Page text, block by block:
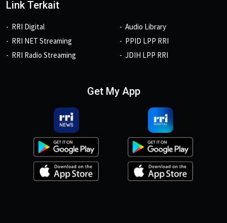
Link Terkait
RRI Digital
RRI NET Streaming
RRI Radio Streaming
Audio Library
PPID LPP RRI
JDIH LPP RRI
Get My App